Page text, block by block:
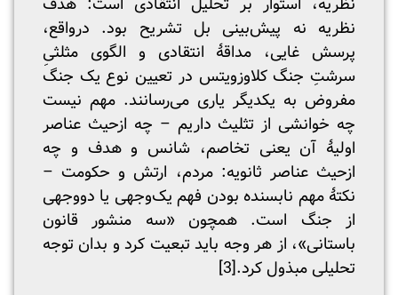
نظریه، استوار بر تحلیل انتقادی است: هدف
نظریه نه پیش‌بینی بل تشریح بود. درواقع،
پرسش غایی، مداقۀ انتقادی و الگوی مثلثیِ
سرشتِ جنگ کلاوزویتس در تعیین نوع یک جنگ
مفروض به یکدیگر یاری می‌رسانند. مهم نیست
چه خوانشی از تثلیث داریم – چه ازحیث عناصر
اولیۀ آن یعنی تخاصم، شانس و هدف و چه
ازحیث عناصر ثانویه: مردم، ارتش و حکومت –
نکتۀ مهم نابسنده بودن فهم یک‌وجهی یا دووجهی
از جنگ است. همچون «سه منشور قانون
باستانی»، از هر وجه باید تبعیت کرد و بدان توجه
تحلیلی مبذول کرد.[3]